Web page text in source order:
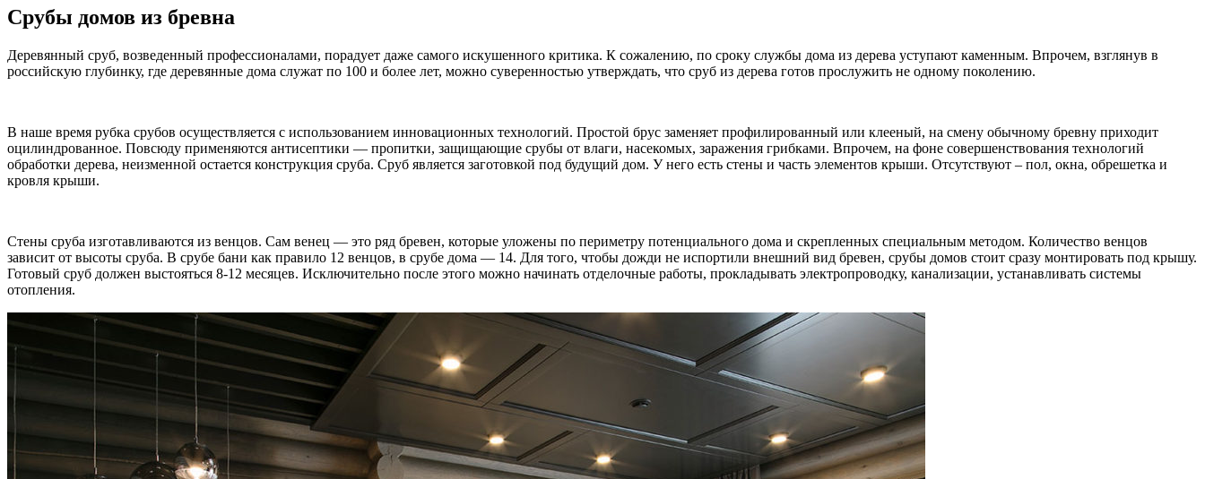
Срубы домов из бревна
Деревянный сруб, возведенный профессионалами, порадует даже самого искушенного критика. К сожалению, по сроку службы дома из дерева уступают каменным. Впрочем, взглянув в
российскую глубинку, где деревянные дома служат по 100 и более лет, можно суверенностью утверждать, что сруб из дерева готов прослужить не одному поколению.
В наше время рубка срубов осуществляется с использованием инновационных технологий. Простой брус заменяет профилированный или клееный, на смену обычному бревну приходит
оцилиндрованное. Повсюду применяются антисептики — пропитки, защищающие срубы от влаги, насекомых, заражения грибками. Впрочем, на фоне совершенствования технологий
обработки дерева, неизменной остается конструкция сруба. Сруб является заготовкой под будущий дом. У него есть стены и часть элементов крыши. Отсутствуют – пол, окна, обрешетка и
кровля крыши.
Стены сруба изготавливаются из венцов. Сам венец — это ряд бревен, которые уложены по периметру потенциального дома и скрепленных специальным методом. Количество венцов
зависит от высоты сруба. В срубе бани как правило 12 венцов, в срубе дома — 14. Для того, чтобы дожди не испортили внешний вид бревен, срубы домов стоит сразу монтировать под крышу.
Готовый сруб должен выстояться 8-12 месяцев. Исключительно после этого можно начинать отделочные работы, прокладывать электропроводку, канализации, устанавливать системы
отопления.